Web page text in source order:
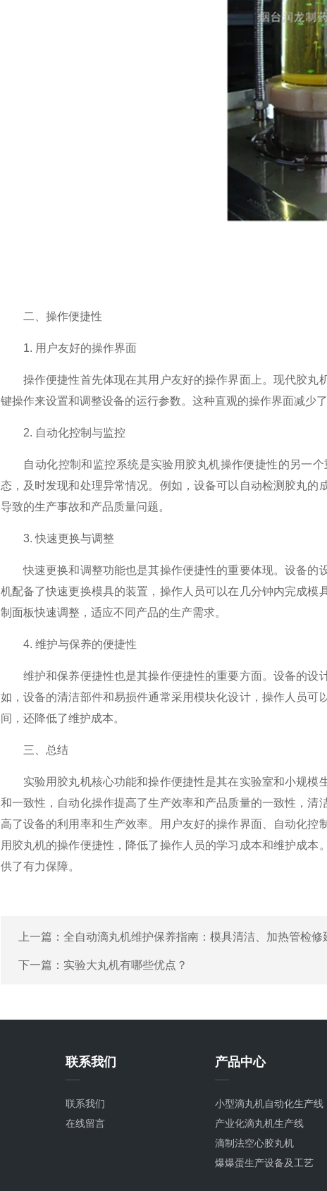
二、操作便捷性
1. 用户友好的操作界面
操作便捷性首先体现在其用户友好的操作界面上。现代胶丸
键操作来设置和调整设备的运行参数。这种直观的操作界面减少
2. 自动化控制与监控
自动化控制和监控系统是实验用胶丸机操作便捷性的另一个
态，及时发现和处理异常情况。例如，设备可以自动检测胶丸
导致的生产事故和产品质量问题。
3. 快速更换与调整
快速更换和调整功能也是其操作便捷性的重要体现。设备的
机配备了快速更换模具的装置，操作人员可以在几分钟内完成
制面板快速调整，适应不同产品的生产需求。
4. 维护与保养的便捷性
维护和保养便捷性也是其操作便捷性的重要方面。设备的设
如，设备的清洁部件和易损件通常采用模块化设计，操作人员
间，还降低了维护成本。
三、总结
实验用胶丸机核心功能和操作便捷性是其在实验室和小规模
和一致性，自动化操作提高了生产效率和产品质量的一致性，
高了设备的利用率和生产效率。用户友好的操作界面、自动化
用胶丸机的操作便捷性，降低了操作人员的学习成本和维护成
供了有力保障。
上一篇： 全自动滴丸机维护保养指南：模具清洁、加热管检修
下一篇： 实验大丸机有哪些优点？
联系我们
联系我们
在线留言
产品中心
小型滴丸机自动化生产线
产业化滴丸机生产线
滴制法空心胶丸机
爆爆蛋生产设备及工艺